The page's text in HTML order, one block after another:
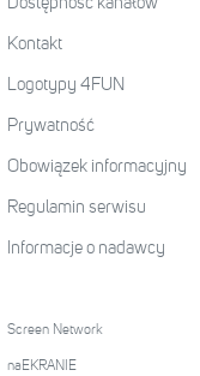
Kontakt
Logotypy 4FUN
Prywatność
Obowiązek informacyjny
Regulamin serwisu
Informacje o nadawcy
Screen Network
naEKRANIE